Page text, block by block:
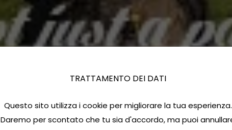
TRATTAMENTO DEI DATI
Questo sito utilizza i cookie per migliorare la tua esperienza.
Daremo per scontato che tu sia d'accordo, ma puoi